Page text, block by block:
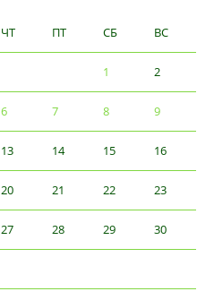
ЧТ ПТ СБ ВС
1 2
6 7 8 9
13 14 15 16
20 21 22 23
27 28 29 30